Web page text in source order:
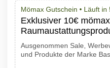
Mömax Gutschein • Läuft in
Exklusiver 10€
Ausgenommen Sale,
und Produkte der Marke